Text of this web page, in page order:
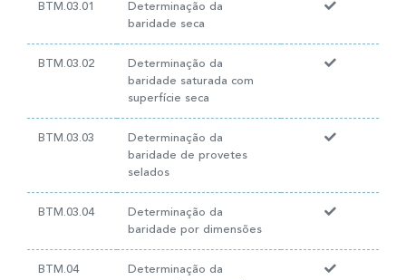
BTM.03.01
Determinação da
baridade seca
BTM.03.02
Determinação da
baridade saturada com
superfície seca
BTM.03.03
Determinação da
baridade de provetes
selados
BTM.03.04
Determinação da
baridade por dimensões
BTM.04
Determinação da